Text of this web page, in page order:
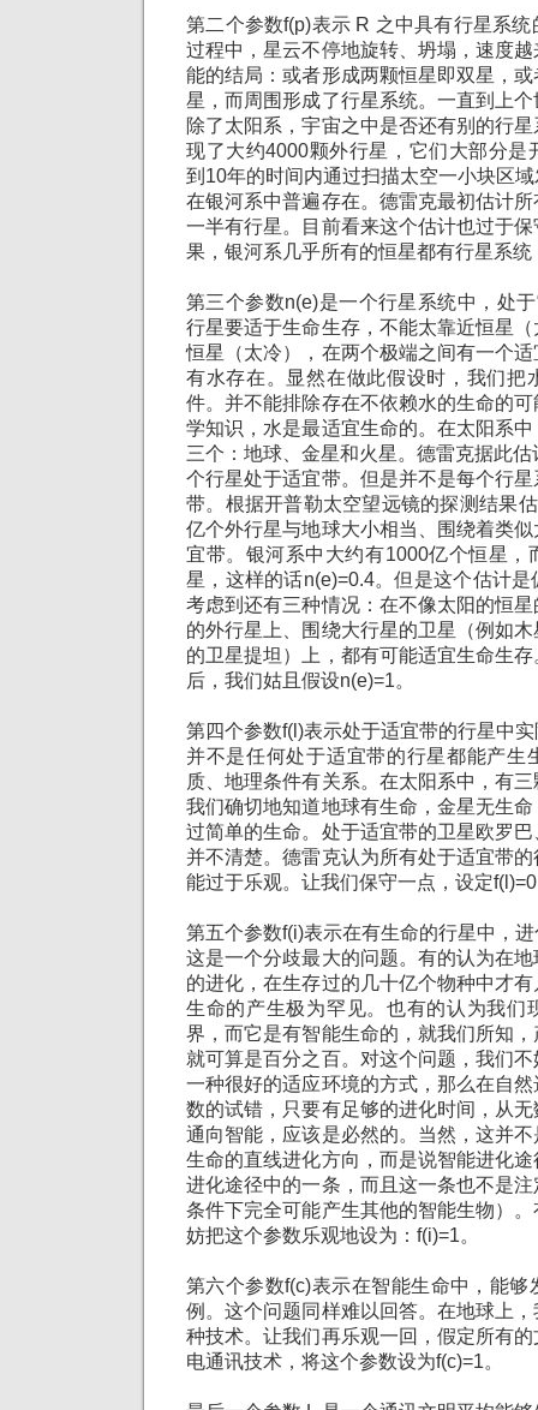
第二个参数f(p)表示 R 之中具有行星系
过程中，星云不停地旋转、坍塌，速度
能的结局：或者形成两颗恒星即双星，
星，而周围形成了行星系统。一直到上
除了太阳系，宇宙之中是否还有别的行
现了大约4000颗外行星，它们大部分是
到10年的时间内通过扫描太空一小块区
在银河系中普遍存在。德雷克最初估计
一半有行星。目前看来这个估计也过于
果，银河系几乎所有的恒星都有行星系统
第三个参数n(e)是一个行星系统中，处
行星要适于生命生存，不能太靠近恒星
恒星（太冷），在两个极端之间有一个
有水存在。显然在做此假设时，我们把
件。并不能排除存在不依赖水的生命的
学知识，水是最适宜生命的。在太阳系
三个：地球、金星和火星。德雷克据此
个行星处于适宜带。但是并不是每个行
带。根据开普勒太空望远镜的探测结果
亿个外行星与地球大小相当、围绕着类
宜带。银河系中大约有1000亿个恒星，
星，这样的话n(e)=0.4。但是这个估计
考虑到还有三种情况：在不像太阳的恒
的外行星上、围绕大行星的卫星（例如
的卫星提坦）上，都有可能适宜生命生
后，我们姑且假设n(e)=1。
第四个参数f(l)表示处于适宜带的行星中
并不是任何处于适宜带的行星都能产生
质、地理条件有关系。在太阳系中，有
我们确切地知道地球有生命，金星无生
过简单的生命。处于适宜带的卫星欧罗
并不清楚。德雷克认为所有处于适宜带
能过于乐观。让我们保守一点，设定
第五个参数f(i)表示在有生命的行星中，
这是一个分歧最大的问题。有的认为在
的进化，在生存过的几十亿个物种中才
生命的产生极为罕见。也有的认为我们
界，而它是有智能生命的，就我们所知
就可算是百分之百。对这个问题，我们
一种很好的适应环境的方式，那么在自
数的试错，只要有足够的进化时间，从
通向智能，应该是必然的。当然，这并
生命的直线进化方向，而是说智能进化
进化途径中的一条，而且这一条也不是
条件下完全可能产生其他的智能生物）
妨把这个参数乐观地设为：f(i)=1。
第六个参数f(c)表示在智能生命中，能够
例。这个问题同样难以回答。在地球上
种技术。让我们再乐观一回，假定所有
电通讯技术，将这个参数设为f(c)=1。